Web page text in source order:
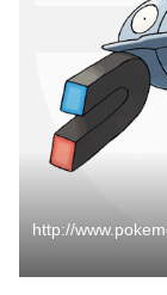
http://